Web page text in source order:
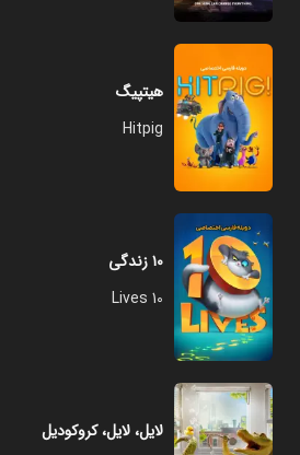
هیتپیگ
Hitpig
۱۰ زندگی
10 Lives
لایل، لایل، کروکودیل